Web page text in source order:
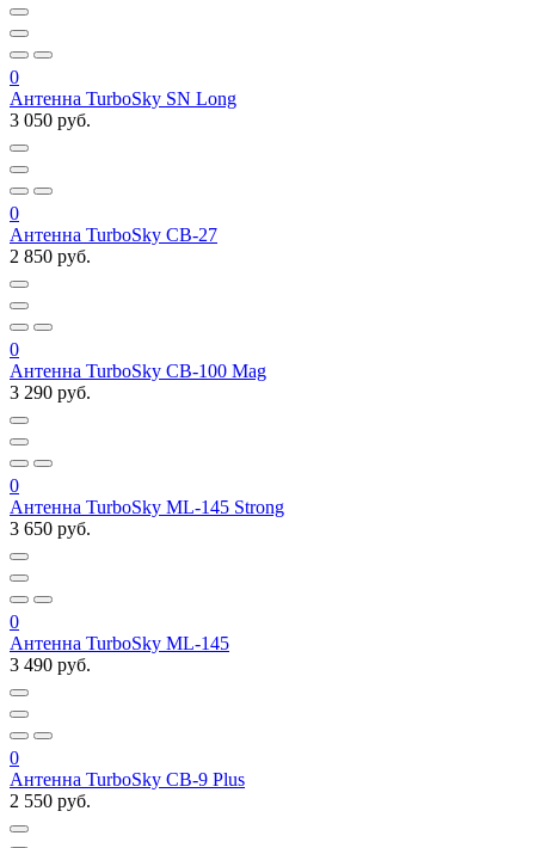
0
Антенна TurboSky SN Long
3 050 руб.
0
Антенна TurboSky CB-27
2 850 руб.
0
Антенна TurboSky CB-100 Mag
3 290 руб.
0
Антенна TurboSky ML-145 Strong
3 650 руб.
0
Антенна TurboSky ML-145
3 490 руб.
0
Антенна TurboSky CB-9 Plus
2 550 руб.